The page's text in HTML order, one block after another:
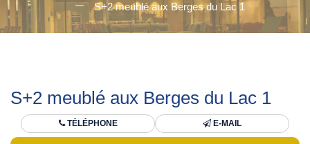
S+2 meublé aux Berges du Lac 1
S+2 meublé aux Berges du Lac 1
TÉLÉPHONE E-MAIL